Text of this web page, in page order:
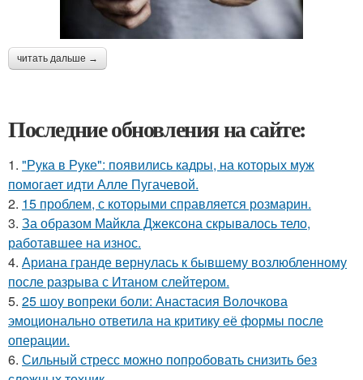
читать дальше →
Последние обновления на сайте:
1. "Рука в Руке": появились кадры, на которых муж
помогает идти Алле Пугачевой.
2. 15 проблем, с которыми справляется розмарин.
3. За образом Майкла Джексона скрывалось тело,
работавшее на износ.
4. Ариана гранде вернулась к бывшему возлюбленному
после разрыва с Итаном слейтером.
5. 25 шоу вопреки боли: Анастасия Волочкова
эмоционально ответила на критику её формы после
операции.
6. Сильный стресс можно попробовать снизить без